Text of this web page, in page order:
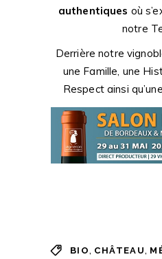
authentiques où
notre
Derrière notre
une Famille, une
Respect ainsi
BIO, CHÂTEAU,